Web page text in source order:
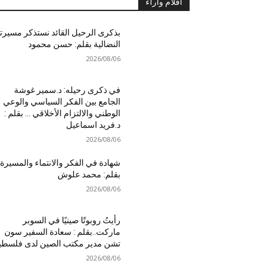
بذكرى الرحيل القائد نستذكر
النضالية بقلم: حسن محمود
2026/08/06
في ذكرى رحيله: د.سمير غوشة
الجامع بين الفكر السياسي والوعي
الوطني والالتزام الأخلاقي … بقلم :
د.فريد اسماعيل
2026/08/06
شهادة في الفكر والانتماء والمسيرة
بقلم: محمد علوش
2026/08/06
رأيتُ روبوتًا صينيًا في السوبر
ماركت..بقلم : سعادة السفير سون
تشن مدير مكتب الصين لدى
2026/08/06